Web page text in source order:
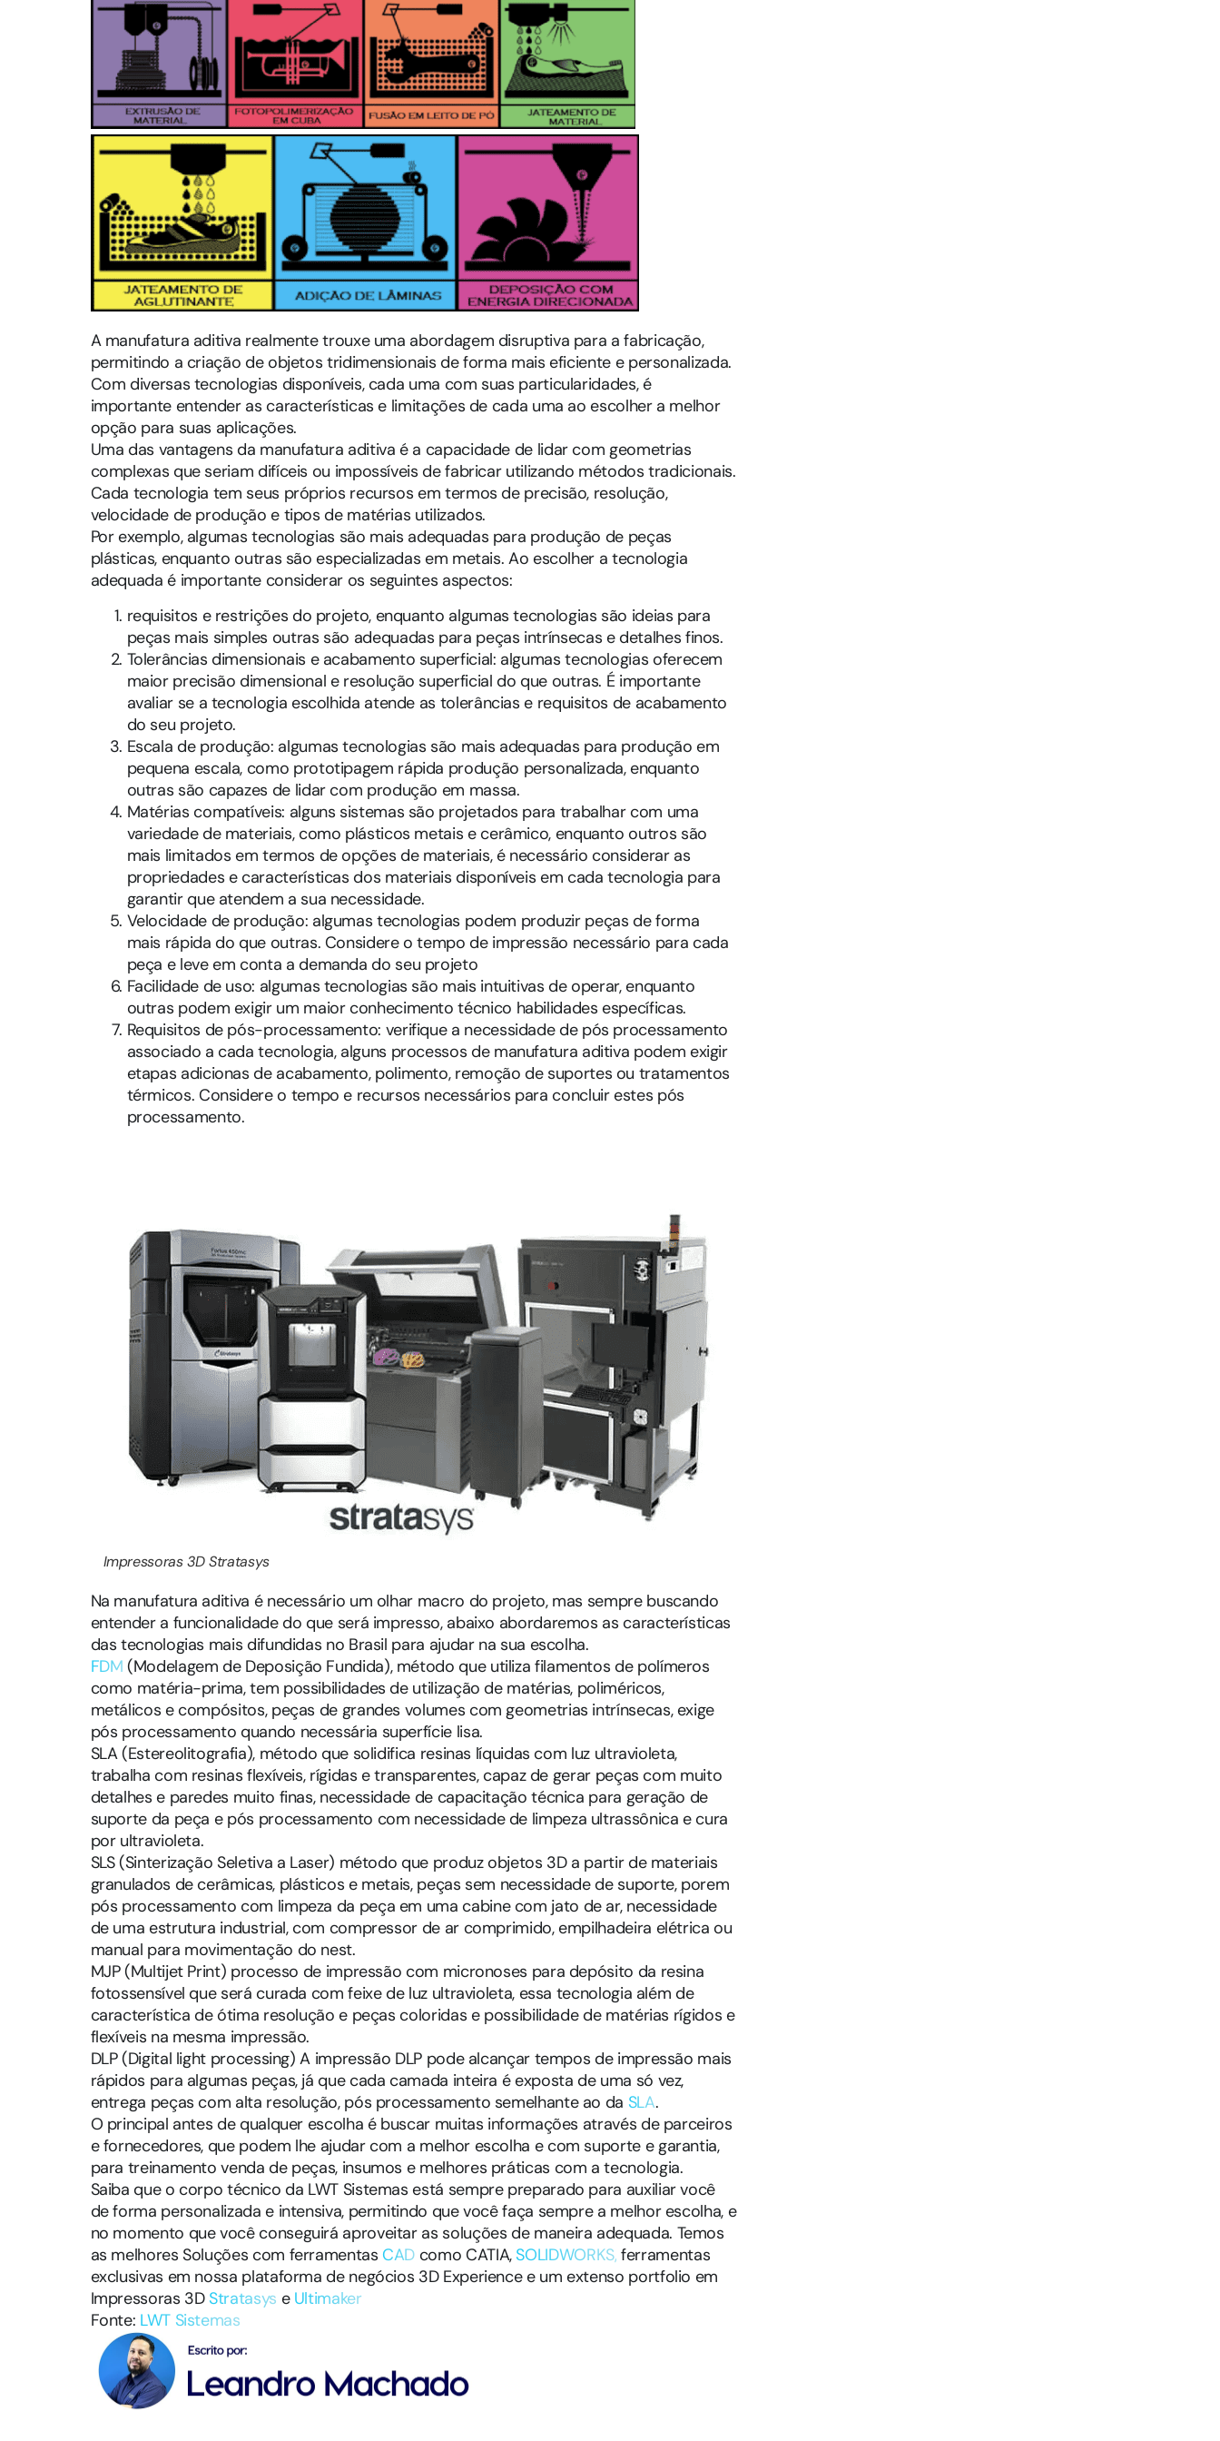
A manufatura aditiva realmente trouxe uma abordagem disruptiva para a fabricação,
permitindo a criação de objetos tridimensionais de forma mais eficiente e personalizada.
Com diversas tecnologias disponíveis, cada uma com suas particularidades, é
importante entender as características e limitações de cada uma ao escolher a melhor
opção para suas aplicações.
Uma das vantagens da manufatura aditiva é a capacidade de lidar com geometrias
complexas que seriam difíceis ou impossíveis de fabricar utilizando métodos tradicionais.
Cada tecnologia tem seus próprios recursos em termos de precisão, resolução,
velocidade de produção e tipos de matérias utilizados.
Por exemplo, algumas tecnologias são mais adequadas para produção de peças
plásticas, enquanto outras são especializadas em metais. Ao escolher a tecnologia
adequada é importante considerar os seguintes aspectos:
requisitos e restrições do projeto, enquanto algumas tecnologias são ideias para
peças mais simples outras são adequadas para peças intrínsecas e detalhes finos.
Tolerâncias dimensionais e acabamento superficial: algumas tecnologias oferecem
maior precisão dimensional e resolução superficial do que outras. É importante
avaliar se a tecnologia escolhida atende as tolerâncias e requisitos de acabamento
do seu projeto.
Escala de produção: algumas tecnologias são mais adequadas para produção em
pequena escala, como prototipagem rápida produção personalizada, enquanto
outras são capazes de lidar com produção em massa.
Matérias compatíveis: alguns sistemas são projetados para trabalhar com uma
variedade de materiais, como plásticos metais e cerâmico, enquanto outros são
mais limitados em termos de opções de materiais, é necessário considerar as
propriedades e características dos materiais disponíveis em cada tecnologia para
garantir que atendem a sua necessidade.
Velocidade de produção: algumas tecnologias podem produzir peças de forma
mais rápida do que outras. Considere o tempo de impressão necessário para cada
peça e leve em conta a demanda do seu projeto
Facilidade de uso: algumas tecnologias são mais intuitivas de operar, enquanto
outras podem exigir um maior conhecimento técnico habilidades específicas.
Requisitos de pós-processamento: verifique a necessidade de pós processamento
associado a cada tecnologia, alguns processos de manufatura aditiva podem exigir
etapas adicionas de acabamento, polimento, remoção de suportes ou tratamentos
térmicos. Considere o tempo e recursos necessários para concluir estes pós
processamento.
Impressoras 3D Stratasys
Na manufatura aditiva é necessário um olhar macro do projeto, mas sempre buscando
entender a funcionalidade do que será impresso, abaixo abordaremos as características
das tecnologias mais difundidas no Brasil para ajudar na sua escolha.
FDM(Modelagem de Deposição Fundida), método que utiliza filamentos de polímeros
como matéria-prima, tem possibilidades de utilização de matérias, poliméricos,
metálicos e compósitos, peças de grandes volumes com geometrias intrínsecas, exige
pós processamento quando necessária superfície lisa.
SLA (Estereolitografia), método que solidifica resinas líquidas com luz ultravioleta,
trabalha com resinas flexíveis, rígidas e transparentes, capaz de gerar peças com muito
detalhes e paredes muito finas, necessidade de capacitação técnica para geração de
suporte da peça e pós processamento com necessidade de limpeza ultrassônica e cura
por ultravioleta.
SLS (Sinterização Seletiva a Laser) método que produz objetos 3D a partir de materiais
granulados de cerâmicas, plásticos e metais, peças sem necessidade de suporte, porem
pós processamento com limpeza da peça em uma cabine com jato de ar, necessidade
de uma estrutura industrial, com compressor de ar comprimido, empilhadeira elétrica ou
manual para movimentação do nest.
MJP (Multijet Print) processo de impressão com micronoses para depósito da resina
fotossensível que será curada com feixe de luz ultravioleta, essa tecnologia além de
característica de ótima resolução e peças coloridas e possibilidade de matérias rígidos e
flexíveis na mesma impressão.
DLP (Digital light processing) A impressão DLP pode alcançar tempos de impressão mais
rápidos para algumas peças, já que cada camada inteira é exposta de uma só vez,
entrega peças com alta resolução, pós processamento semelhante ao da SLA.
O principal antes de qualquer escolha é buscar muitas informações através de parceiros
e fornecedores, que podem lhe ajudar com a melhor escolha e com suporte e garantia,
para treinamento venda de peças, insumos e melhores práticas com a tecnologia.
Saiba que o corpo técnico da LWT Sistemas está sempre preparado para auxiliar você
de forma personalizada e intensiva, permitindo que você faça sempre a melhor escolha, e
no momento que você conseguirá aproveitar as soluções de maneira adequada. Temos
as melhores Soluções com ferramentasCAD como CATIA,SOLIDWORKS, ferramentas
exclusivas em nossa plataforma de negócios 3D Experience e um extenso portfolio em
Impressoras 3DStratasys e Ultimaker
Fonte: LWT Sistemas